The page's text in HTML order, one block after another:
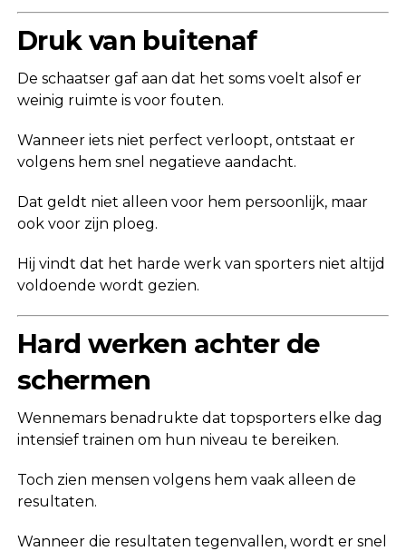
Druk van buitenaf
De schaatser gaf aan dat het soms voelt alsof er
weinig ruimte is voor fouten.
Wanneer iets niet perfect verloopt, ontstaat er
volgens hem snel negatieve aandacht.
Dat geldt niet alleen voor hem persoonlijk, maar
ook voor zijn ploeg.
Hij vindt dat het harde werk van sporters niet altijd
voldoende wordt gezien.
Hard werken achter de
schermen
Wennemars benadrukte dat topsporters elke dag
intensief trainen om hun niveau te bereiken.
Toch zien mensen volgens hem vaak alleen de
resultaten.
Wanneer die resultaten tegenvallen, wordt er snel